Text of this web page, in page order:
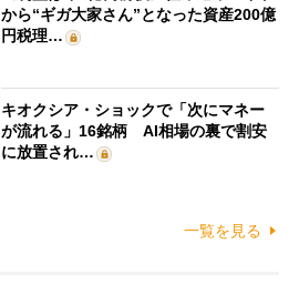
から“ギガ大家さん”となった資産200億
円税理…
キオクシア・ショックで「次にマネー
が流れる」16銘柄 AI相場の裏で割安
に放置され…
一覧を見る